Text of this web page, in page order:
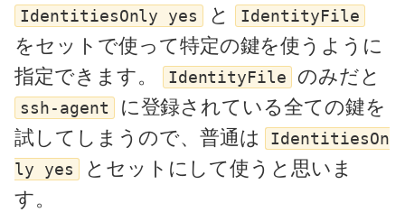
IdentitiesOnly yes と IdentityFile
をセットで使って特定の鍵を使うように
指定できます。
IdentityFile のみだと
ssh-agent に登録されている全ての鍵を
試してしまうので、普通は IdentitiesOn
ly yes とセットにして使うと思いま
す。